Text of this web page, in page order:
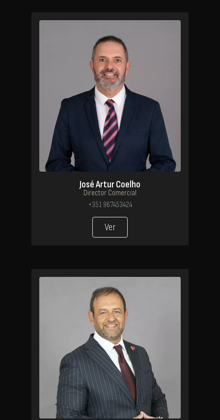
José Artur Coelho
Director Comercial
+351 967453424
Ver